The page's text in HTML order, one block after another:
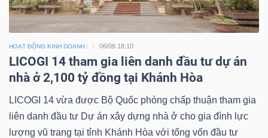
HOẠT ĐỘNG KINH DOANH 06/08 18:10
LICOGI 14 tham gia liên danh đầu tư dự án
nhà ở 2,100 tỷ đồng tại Khánh Hòa
LICOGI 14 vừa được Bộ Quốc phòng chấp thuận tham gia
liên danh đầu tư Dự án xây dựng nhà ở cho gia đình lực
lượng vũ trang tại tỉnh Khánh Hòa với tổng vốn đầu tư